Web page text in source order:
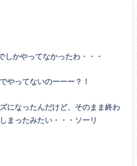
しかやってなかったわ・・・
やってないのーーー？！
になったんだけど、そのまま終わ
まったみたい・・・ソーリ